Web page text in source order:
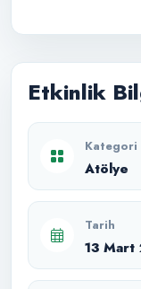
Etkinlik
Kategori
Atölye
Tarih
13